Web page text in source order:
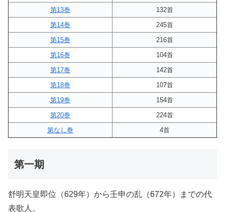
第13巻
132首
第14巻
245首
第15巻
216首
第16巻
104首
第17巻
142首
第18巻
107首
第19巻
154首
第20巻
224首
第なし巻
4首
第一期
舒明天皇即位（629年）から壬申の乱（672年）までの代
表歌人。